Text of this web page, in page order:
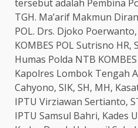
tersebut adalah Pembina
TGH. Ma’arif Makmun
POL. Drs. Djoko
KOMBES POL Sutrisno HR,
Humas Polda NTB
Kapolres Lombok Tengah
Cahyono, SIK, SH, MH,
IPTU Virziawan Sertianto,
IPTU Samsul Bahri, Kades